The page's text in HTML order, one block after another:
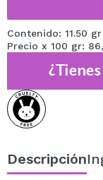
Contenido: 11.50 gr
Precio x 100 gr:
Descripción